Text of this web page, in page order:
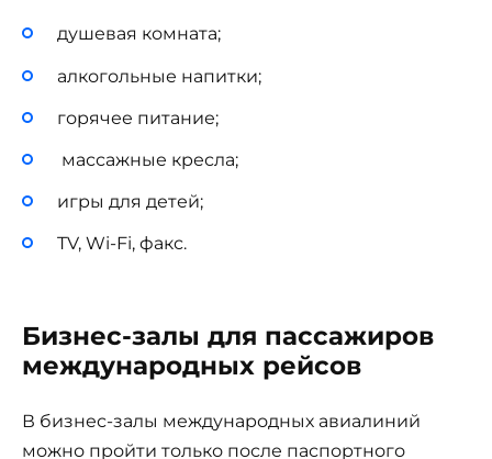
душевая комната;
алкогольные напитки;
горячее питание;
массажные кресла;
игры для детей;
TV, Wi-Fi, факс.
Бизнес-залы для пассажиров
международных рейсов
В бизнес-залы международных авиалиний
можно пройти только после паспортного